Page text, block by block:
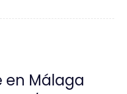
en Málaga